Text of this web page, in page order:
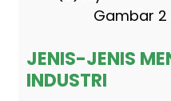
Gambar
JENIS-JENIS
INDUSTRI